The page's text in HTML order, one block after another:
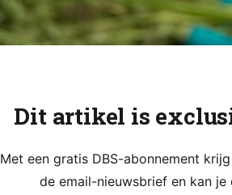
Dit artikel is
Met een gratis DBS-abonnement
de email-nieuwsbrief en kan je